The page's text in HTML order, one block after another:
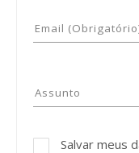
Salvar meus